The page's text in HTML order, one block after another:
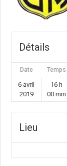
Détails
Date Temps
6 avril
2019
16 h
00 min
Lieu